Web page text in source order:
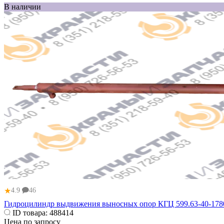
В наличии
★4.9 46
Гидроцилиндр выдвижения выносных опор КГЦ 599.63-40-
ID товара: 488414
Цена по запросу